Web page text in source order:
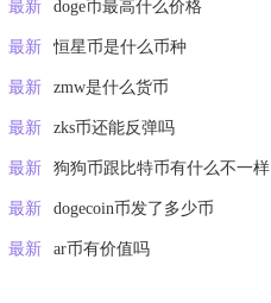
最新 doge币最高什么价格
最新 恒星币是什么币种
最新 zmw是什么货币
最新 zks币还能反弹吗
最新 狗狗币跟比特币有什么不一样
最新 dogecoin币发了多少币
最新 ar币有价值吗